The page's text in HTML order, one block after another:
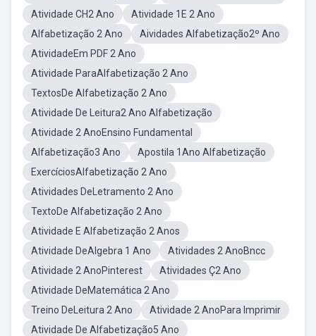
Atividade CH2 Ano
Atividade 1E 2 Ano
Alfabetização 2 Ano
Aividades Alfabetização2º Ano
AtividadeEm PDF 2 Ano
Atividade ParaAlfabetização 2 Ano
TextosDe Alfabetização 2 Ano
Atividade De Leitura2 Ano Alfabetização
Atividade 2 AnoEnsino Fundamental
Alfabetização3 Ano
Apostila 1Ano Alfabetização
ExercíciosAlfabetização 2 Ano
Atividades DeLetramento 2 Ano
TextoDe Alfabetização 2 Ano
Atividade E Alfabetização 2 Anos
Atividade DeAlgebra 1 Ano
Atividades 2 AnoBncc
Atividade 2 AnoPinterest
Atividades Ç2 Ano
Atividade DeMatemática 2 Ano
Treino DeLeitura 2 Ano
Atividade 2 AnoPara Imprimir
Atividade De Alfabetização5 Ano